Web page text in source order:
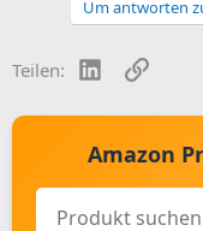
Um antworten
Teilen: LinkedInLink
Amazon